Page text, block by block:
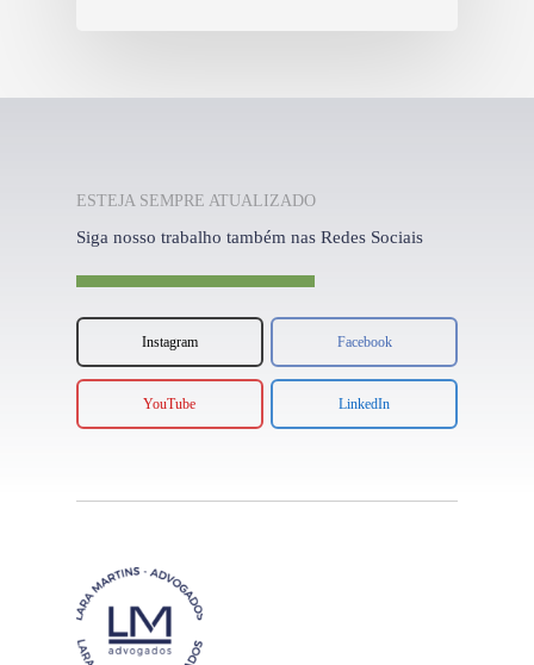
ESTEJA SEMPRE ATUALIZADO
Siga nosso trabalho também nas Redes Sociais
Instagram Facebook
YouTube LinkedIn